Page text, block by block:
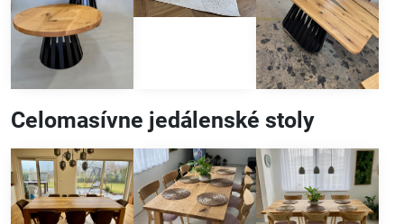
Celomasívne jedálenské stoly